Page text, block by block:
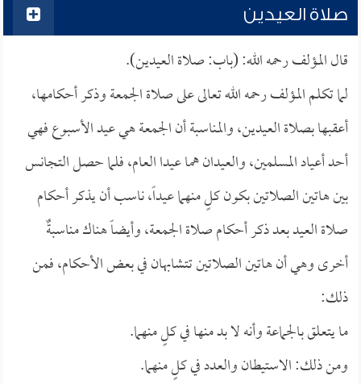
صلاة العيدين
قال المؤلف رحمه الله: (باب: صلاة العيدين).
لما تكلم المؤلف رحمه الله تعالى على صلاة الجمعة وذكر أحكامها،
أعقبها بصلاة العيدين، والمناسبة أن الجمعة هي عيد الأسبوع فهي
أحد أعياد المسلمين، والعيدان هما عيدا العام، فلما حصل التجانس
بين هاتين الصلاتين بكون كلٍ منهما عيداً، ناسب أن يذكر أحكام
صلاة العيد بعد ذكر أحكام صلاة الجمعة، وأيضاً هناك مناسبةٌ
أخرى وهي أن هاتين الصلاتين تتشابهان في بعض الأحكام، فمن
ذلك:
ما يتعلق بالجماعة وأنه لا بد منها في كلٍ منهما.
ومن ذلك: الاستيطان والعدد في كلٍ منهما.